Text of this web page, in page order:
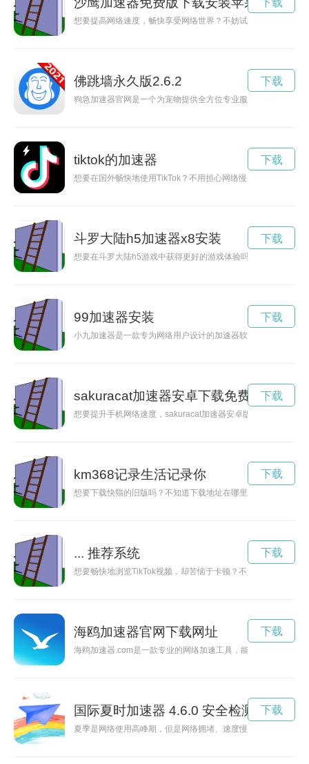
想要提高网络速度，畅快享受网络世界？不妨试试沙鹰加速器
佛跳墙永久版2.6.2
狗急加速器官网是一个为宠物提供全方位专业服务的平台，无
下载
tiktok的加速器
想要在国外畅快地使用TikTok？不用担心网络慢了，让我们来
下载
斗罗大陆h5加速器x8安装
想要在斗罗大陆h5游戏中获得更好的游戏体验吗？快来了解斗
下载
99加速器安装
小九加速器是一款专为网络用户设计的加速器软件，能够有效
下载
sakuracat加速器安卓下载免费
想要提升手机网络速度，sakuracat加速器安卓版是一个不错的
下载
km368记录生活记录你
想要下载快猫的旧版吗？不知道下载地址在哪里吗？下面为您
下载
... 推荐系统
想要畅快地浏览TikTok视频，却苦恼于卡顿？不妨试试一下这
下载
海鸥加速器官网下载网址
海鸥加速器.com是一款专业的网络加速工具，能够帮助用户解
下载
国际夏时加速器 4.6.0 安全检测
夏季是网络使用高峰期，但是网络拥堵、速度慢却让人头疼不
下载